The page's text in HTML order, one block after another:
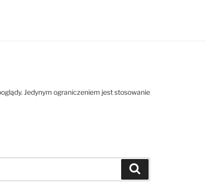
Jedynym ograniczeniem jest stosowanie